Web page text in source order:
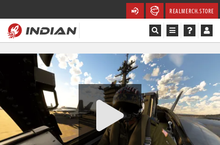
REALMERCH.STORE
Magazín
Videa
Soutěže